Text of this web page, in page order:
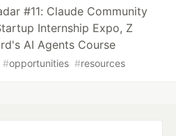
#11: Claude Community
Internship Expo, Z
AI Agents Course
#opportunities #resources